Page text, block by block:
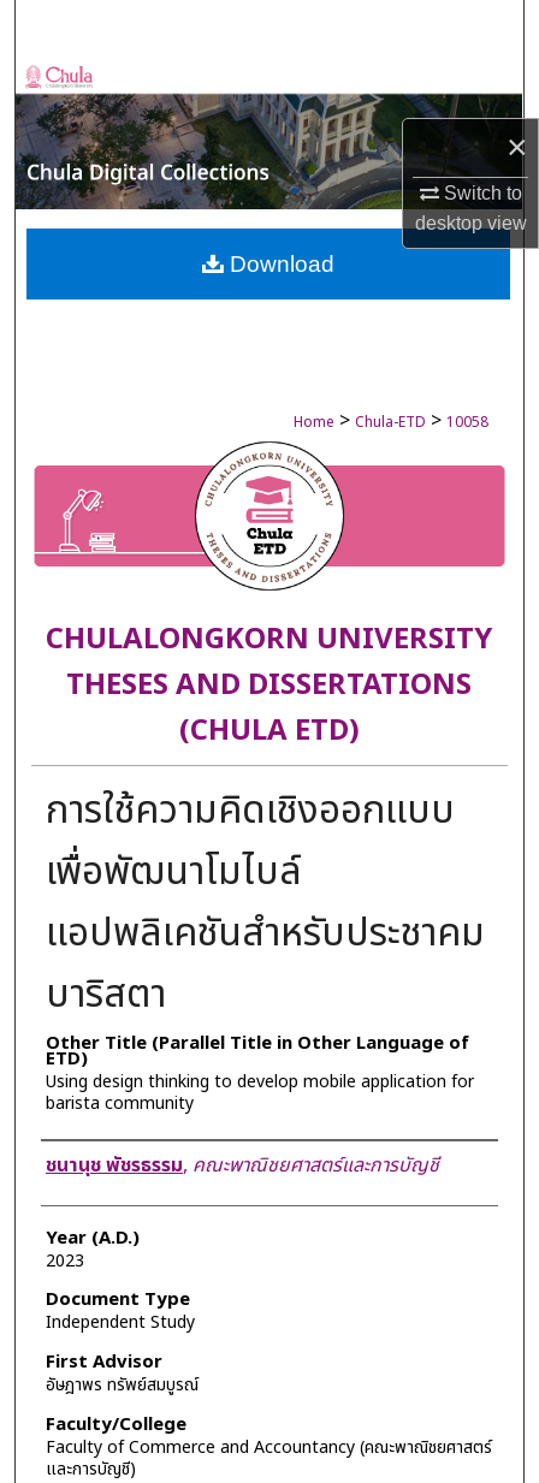
×
Switch to
desktopview
Browse Collections
My Account
About
Digital Commons Network™
Home > Chula-ETD > 10058
CHULALONGKORN UNIVERSITY
THESES AND DISSERTATIONS
(CHULA ETD)
การใช้ความคิดเชิงออกแบบ
เพื่อพัฒนาโมไบล์
แอปพลิเคชันสำหรับประชาคม
บาริสตา
Other Title (Parallel Title in Other Language of
ETD)
Using design thinking to develop mobile application for
barista community
Author
ชนานุช พัชรธรรม, คณะพาณิชยศาสตร์และการบัญชี
Year (A.D.)
2023
Document Type
Independent Study
First Advisor
อัษฎาพร ทรัพย์สมบูรณ์
Faculty/College
Faculty of Commerce and Accountancy (คณะพาณิชยศาสตร์
และการบัญชี)
Download